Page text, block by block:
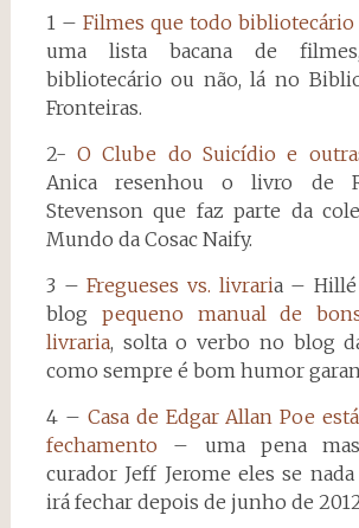
1 – Filmes que todo bibliotecário
uma lista bacana de
bibliotecário ou não, lá no
Fronteiras.
2-O Clube do Suicídio e
Anica resenhou o livro de
Stevenson que faz parte da
Mundo da Cosac Naify.
3 –Fregueses vs. livraria – Hillé
blog pequeno manual de
livraria, solta o verbo no blog
como sempre é bom humor
4 – Casa de Edgar Allan Poe
fechamento – uma pena
curador Jeff Jerome eles se
irá fechar depois de junho de